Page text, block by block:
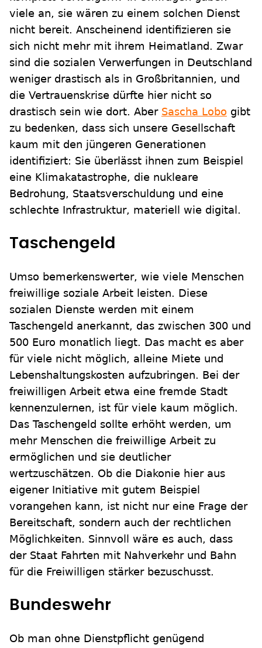
viele an, sie wären zu einem solchen Dienst
nicht bereit. Anscheinend identifizieren sie
sich nicht mehr mit ihrem Heimatland. Zwar
sind die sozialen Verwerfungen in Deutschland
weniger drastisch als in Großbritannien, und
die Vertrauenskrise dürfte hier nicht so
drastisch sein wie dort. Aber Sascha Lobo gibt
zu bedenken, dass sich unsere Gesellschaft
kaum mit den jüngeren Generationen
identifiziert: Sie überlässt ihnen zum Beispiel
eine Klimakatastrophe, die nukleare
Bedrohung, Staatsverschuldung und eine
schlechte Infrastruktur, materiell wie digital.
Taschengeld
Umso bemerkenswerter, wie viele Menschen
freiwillige soziale Arbeit leisten. Diese
sozialen Dienste werden mit einem
Taschengeld anerkannt, das zwischen 300 und
500 Euro monatlich liegt. Das macht es aber
für viele nicht möglich, alleine Miete und
Lebenshaltungskosten aufzubringen. Bei der
freiwilligen Arbeit etwa eine fremde Stadt
kennenzulernen, ist für viele kaum möglich.
Das Taschengeld sollte erhöht werden, um
mehr Menschen die freiwillige Arbeit zu
ermöglichen und sie deutlicher
wertzuschätzen. Ob die Diakonie hier aus
eigener Initiative mit gutem Beispiel
vorangehen kann, ist nicht nur eine Frage der
Bereitschaft, sondern auch der rechtlichen
Möglichkeiten. Sinnvoll wäre es auch, dass
der Staat Fahrten mit Nahverkehr und Bahn
für die Freiwilligen stärker bezuschusst.
Bundeswehr
Ob man ohne Dienstpflicht genügend